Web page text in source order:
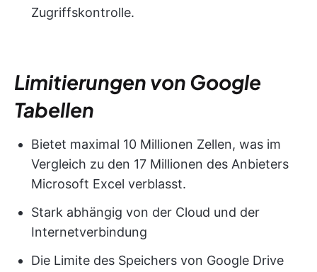
Zugriffskontrolle.
Limitierungen von Google
Tabellen
Bietet maximal 10 Millionen Zellen, was im
Vergleich zu den 17 Millionen des Anbieters
Microsoft Excel verblasst.
Stark abhängig von der Cloud und der
Internetverbindung
Die Limite des Speichers von Google Drive